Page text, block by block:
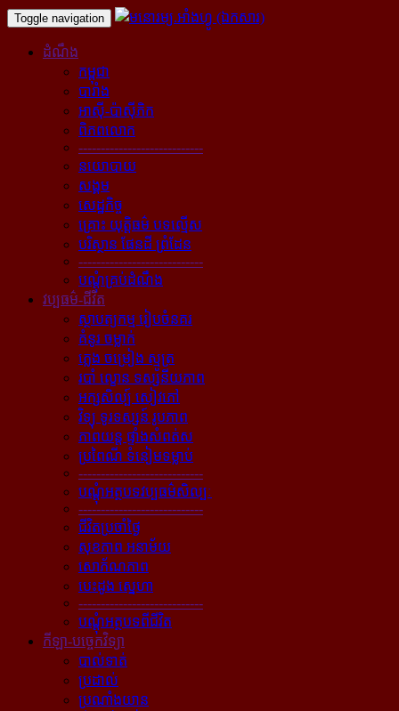
Toggle navigation
ដំណឹង
កម្ពុជា
បារាំង
អាស៊ី-ប៉ាស៊ីភិក
ពិភពលោក
----------------------------
នយោបាយ
សង្គម
សេដ្ឋកិច្ច
គ្រោះ យុត្តិធម៌ បទល្មើស
បរិស្ថាន ផែនដី ព្រំដែន
----------------------------
បណ្ដុំគ្រប់ដំណឹង
វប្បធម៌-ជីវិត
ស្ថាបត្យកម្ម រៀបចំនគរ
គំនូរ ចម្លាក់
ភ្លេង ចម្រៀង ស្មូត្រ
របាំ ល្ខោន ទស្សនីយភាព
អក្សសិល្ប៍ សៀវភៅ
វិទ្យុ ទូរទស្សន៍ រូបភាព
ភាពយន្ដ ផ្ទាំងសំពត់ស
ប្រពៃណី ទំនៀមទម្លាប់
----------------------------
បណ្ដុំអត្ថបទវប្បធម៌សិល្បៈ
----------------------------
ជីវិតប្រចាំថ្ងៃ
សុខភាព អនាម័យ
សោភ័ណភាព
បេះដូង ស្នេហា
----------------------------
បណ្ដុំអត្ថបទពីជីវិត
កីឡា-បច្ចេកវិទ្យា
បាល់ទាត់
ប្រដាល់
ប្រណាំងយាន